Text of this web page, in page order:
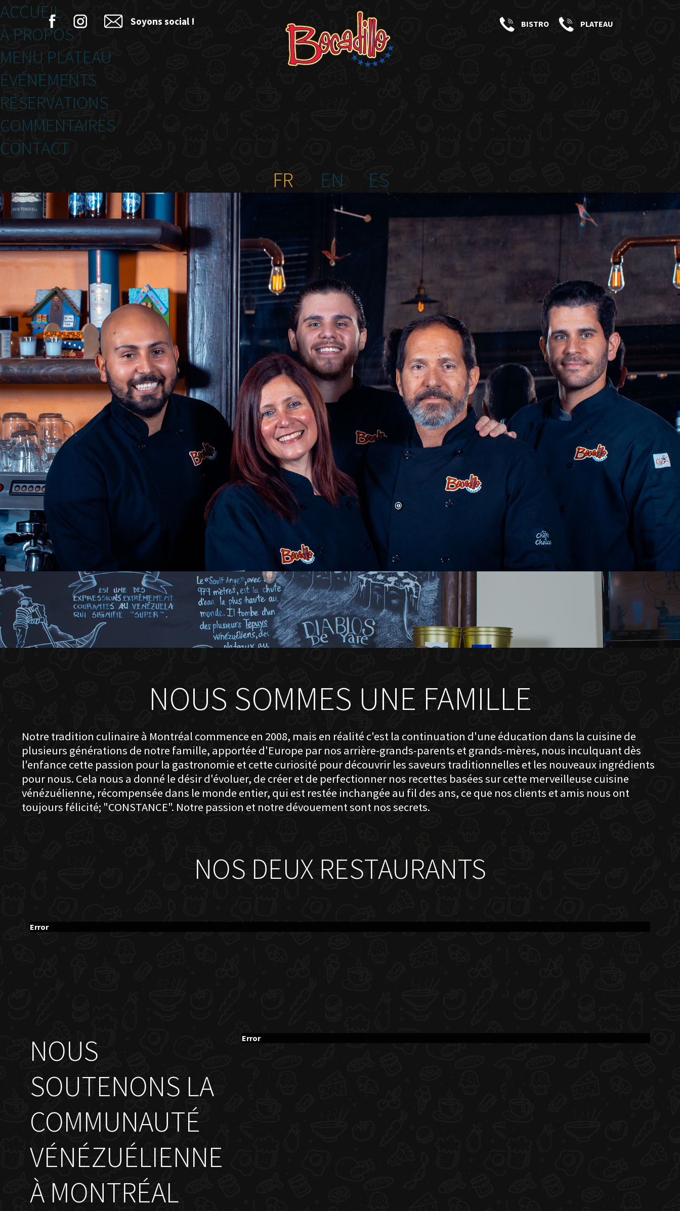
Soyons social ! BISTRO PLATEAU
ACCUEIL
À PROPOS
MENU PLATEAU
ÉVÉNEMENTS
RÉSERVATIONS
COMMENTAIRES
CONTACT
FR EN ES
NOUS SOMMES UNE FAMILLE
Notre tradition culinaire à Montréal commence en 2008, mais en réalité c'est la continuation d'une éducation dans la cuisine de
plusieurs générations de notre famille, apportée d'Europe par nos arrière-grands-parents et grands-mères, nous inculquant dès
l'enfance cette passion pour la gastronomie et cette curiosité pour découvrir les saveurs traditionnelles et les nouveaux ingrédients
pour nous. Cela nous a donné le désir d'évoluer, de créer et de perfectionner nos recettes basées sur cette merveilleuse cuisine
vénézuélienne, récompensée dans le monde entier, qui est restée inchangée au fil des ans, ce que nos clients et amis nous ont
toujours félicité; "CONSTANCE". Notre passion et notre dévouement sont nos secrets.
NOS DEUX RESTAURANTS
Error
NOUS
SOUTENONS LA
COMMUNAUTÉ
VÉNÉZUÉLIENNE
À MONTRÉAL
Error